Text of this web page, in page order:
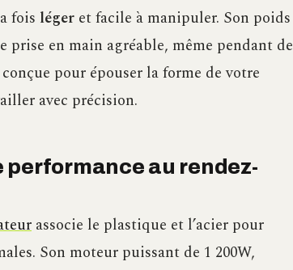
fois léger et facile à manipuler. Son poids
en main agréable, même pendant de
pour épouser la forme de votre
avec précision.
performance au rendez-
associe le plastique et l’acier pour
Son moteur puissant de 1 200W,